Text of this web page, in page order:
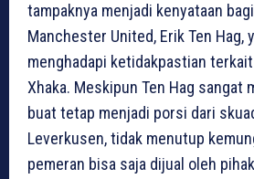
tampaknya menjadi kenyataan
Manchester United, Erik Ten Hag,
menghadapi ketidakpastian
Xhaka. Meskipun Ten Hag sangat
buat tetap menjadi porsi dari
Leverkusen, tidak menutup
pemeran bisa saja dijual oleh